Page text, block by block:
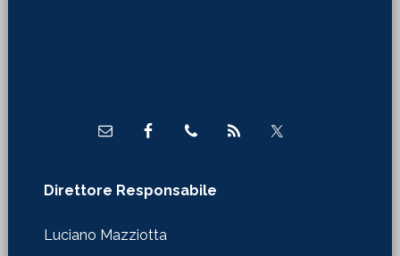
Direttore Responsabile
Luciano Mazziotta